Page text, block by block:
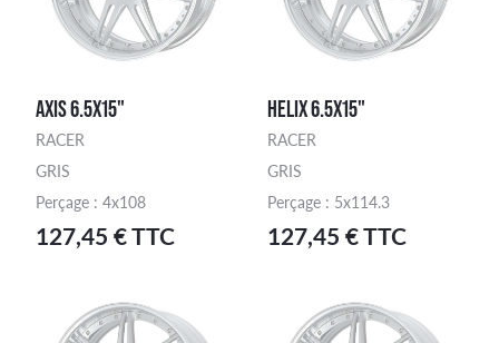
AXIS 6.5X15"
RACER
GRIS
Perçage : 4x108
127,45 € TTC
HELIX 6.5X15"
RACER
GRIS
Perçage : 5x114.3
127,45 € TTC